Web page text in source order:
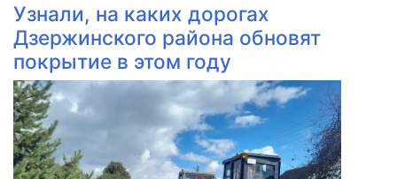
Узнали, на каких дорогах
Дзержинского района обновят
покрытие в этом году